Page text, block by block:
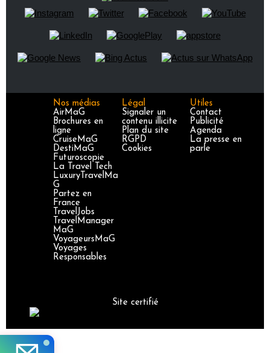
Nos médias
AirMaG
Brochures en
ligne
CruiseMaG
DestiMaG
Futuroscopie
La Travel Tech
LuxuryTravelMa
G
Partez en
France
TravelJobs
TravelManager
MaG
VoyageursMaG
Voyages
Responsables
Légal
Signaler un
contenu illicite
Plan du site
RGPD
Cookies
Utiles
Contact
Publicité
Agenda
La presse en
parle
Site certifié